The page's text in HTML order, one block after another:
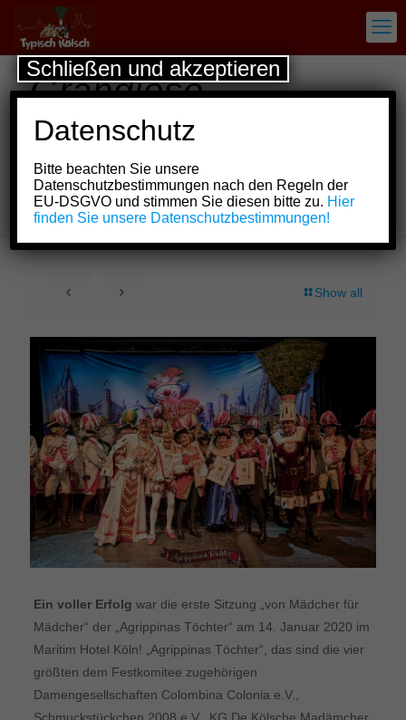
Grandiose
Stimmung bei der
Premierensitzung
der „Agrippinas
Töchter“
Show all
Ein voller Erfolg war die erste Sitzung „von Mädcher für
Mädcher“ der „Agrippinas Töchter“ am 14. Januar 2020 im
Maritim Hotel Köln! „Agrippinas Töchter“, das sind die vier
größten dem Festkomitee zugehörigen
Damengesellschaften Colombina Colonia e.V.,
Datenschutz
Bitte beachten Sie unsere
Datenschutzbestimmungen nach den Regeln der
EU-DSGVO und stimmen Sie diesen bitte zu. Hier
finden Sie unsere Datenschutzbestimmungen!
Schließen und akzeptieren